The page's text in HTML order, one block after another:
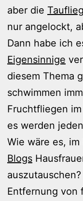
aber die
nur angelockt,
Dann habe ich
Eigensinnige
diesem Thema
schwimmen
Fruchtfliegen
es werden
Wie wäre es, im
Blogs
Entfernung von